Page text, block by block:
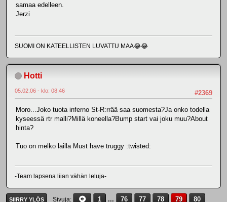
samaa edelleen.
Jerzi
SUOMI ON KATEELLISTEN LUVATTU MAA😂😂
Hotti
#2369
05.02.06 - klo: 08.46
Moro...Joko tuota inferno St-R:rrää saa suomesta?Ja onko todella
kyseessä rtr malli?Millä koneella?Bump start vai joku muu?About
hinta?
Tuo on melko lailla Must have truggy :twisted:
-Team lapsena liian vähän leluja-
SIIRRY YLÖS Sivuja 1 ... 76 77 78 79 80